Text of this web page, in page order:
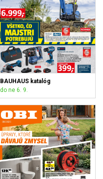
BAUHAUS katalóg
do ne 6. 9.